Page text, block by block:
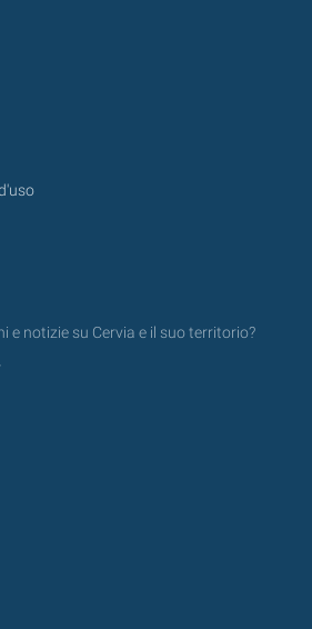
e notizie su Cervia e il suo territorio?